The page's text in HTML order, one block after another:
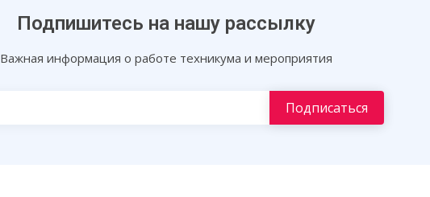
Подпишитесь на нашу рассылку
Важная информация о работе техникума и мероприятия